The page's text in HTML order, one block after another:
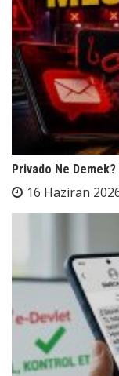
Privado Ne
16 Haziran